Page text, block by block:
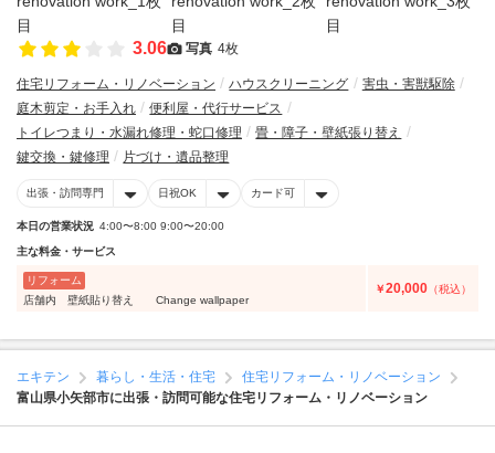
3.06 写真 4枚
住宅リフォーム・リノベーション ハウスクリーニング
害虫・害獣駆除
庭木剪定・お手入れ
便利屋・代行サービス
トイレつまり・水漏れ修理・蛇口修理
畳・障子・壁紙張り替え
鍵交換・鍵修理
片づけ・遺品整理
出張・訪問専門 日祝OK カード可
本日の営業状況 4:00〜8:00 9:00〜20:00
主な料金・サービス
リフォーム
店舗内 壁紙貼り替え Change wallpaper
￥20,000 （税込）
エキテン 暮らし・生活・住宅
住宅リフォーム・リノベーション
富山県小矢部市に出張・訪問可能な住宅リフォーム・リノベーション